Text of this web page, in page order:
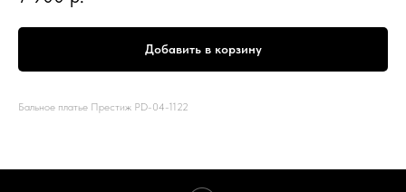
Добавить в корзину
Бальное платье Престиж PD-04-1122